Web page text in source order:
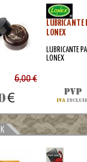
LUBRICANTE
LONEX
LUBRICANTE
LONEX
6,00 €